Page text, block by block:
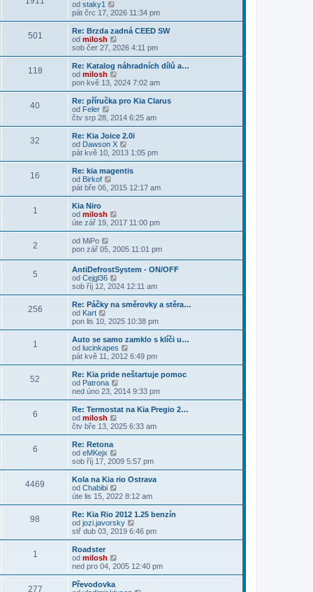
d
n
í
p
ř
í
s
p
ě
v
e
k
o
s
e
d
n
í
p
ř
í
s
p
v
e
k
z
p
o
s
e
n
í
p
í
s
p
ě
v
e
k
od staky1
o
b
r
a
z
p
o
s
e
n
í
p
ř
í
s
p
v
e
pát črc 17, 2026 11:34 pm
501
Re: Brzda zadná CEED SW
od milosh
o
b
r
z
p
o
s
e
d
n
í
p
í
s
v
e
sob čer 27, 2026 4:11 pm
118
Re: Katalog náhradních dílů a…
od milosh
o
b
r
a
z
p
o
s
e
n
í
í
s
ě
v
e
k
pon kvě 13, 2024 7:02 am
40
Re: příručka pro Kia Clarus
od Feler
o
b
r
a
z
p
o
s
d
n
í
ř
í
s
p
ě
v
e
k
čtv srp 28, 2014 6:25 am
32
Re: Kia Joice 2.0i
od Dawson X
o
b
r
z
o
s
d
n
í
ř
í
s
ě
v
e
k
pát kvě 10, 2013 1:05 pm
16
Re: kia magentis
od Birkof
o
b
a
z
p
o
s
l
e
d
n
í
ř
í
s
p
ě
v
e
k
pát bře 06, 2015 12:17 am
1
Kia Niro
od milosh
o
b
a
i
t
o
s
l
d
n
í
p
ř
í
s
p
ě
v
e
k
úte zář 19, 2017 11:00 pm
2 od MiPo
o
a
z
i
t
p
s
l
e
d
n
í
p
ř
í
s
p
ě
v
e
k
pon zář 05, 2005 11:01 pm
5
AntiDefrostSystem - ON/OFF
od Cejgl36
o
b
r
z
p
o
s
e
d
n
í
p
í
s
v
e
k
sob říj 12, 2024 12:11 am
256
Re: Páčky na směrovky a stěra…
od Kart
o
b
r
a
z
i
t
p
o
s
e
d
n
í
p
ř
í
s
p
ě
v
e
k
pon lis 10, 2025 10:38 pm
1
Auto se samo zamklo s klíči u…
od lucinkapes
o
b
r
z
p
o
s
n
í
p
í
s
p
ě
v
e
pát kvě 11, 2012 6:49 pm
52
Re: Kia pride neštartuje pomoc
od Patrona
o
b
r
z
o
s
e
n
í
p
ř
í
s
v
e
ned úno 23, 2014 9:33 pm
6
Re: Termostat na Kia Pregio 2…
od milosh
o
b
z
t
p
o
s
e
d
n
í
í
s
čtv bře 13, 2025 6:33 am
6
Re: Retona
od eMKejx
o
b
r
z
t
p
o
s
n
í
sob říj 17, 2009 5:57 pm
4469
Kola na Kia rio Ostrava
od Chabibi
o
b
r
a
z
o
s
úte lis 15, 2022 8:12 am
98
Re: Kia Rio 2012 1.25 benzín
od jozi.javorsky
o
b
z
p
stř dub 03, 2019 6:46 pm
1
Roadster
od milosh
o
b
a
ned pro 04, 2005 12:40 pm
277
Převodovka